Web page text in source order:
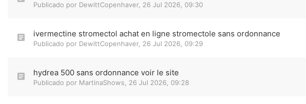
Publicado por DewittCopenhaver, 26 Jul 2026, 09:30
ivermectine stromectol achat en ligne stromectole sans ordonnance
Publicado por DewittCopenhaver, 26 Jul 2026, 09:29
hydrea 500 sans ordonnance voir le site
Publicado por MartinaShows 26 Jul 2026, 09:28